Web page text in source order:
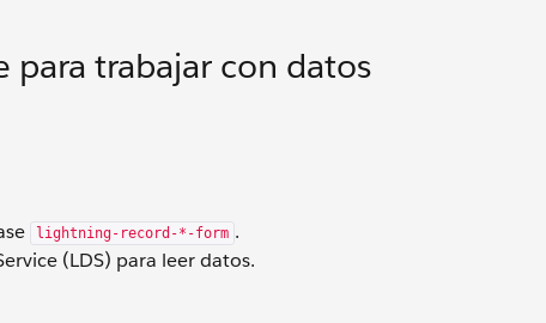
para trabajar con datos
lightning-record-*-form .
(LDS) para leer datos.